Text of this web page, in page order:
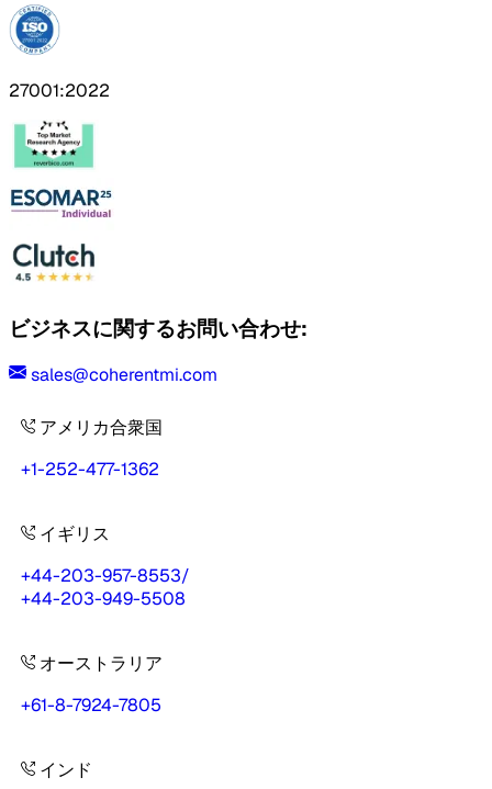
27001:2022
ビジネスに関するお問い合わせ:
sales@coherentmi.com
アメリカ合衆国
+1-252-477-1362
イギリス
+44-203-957-8553/
+44-203-949-5508
オーストラリア
+61-8-7924-7805
インド